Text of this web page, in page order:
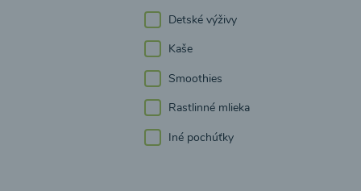
Detské výživy
Kaše
Smoothies
Rastlinné mlieka
Iné pochúťky